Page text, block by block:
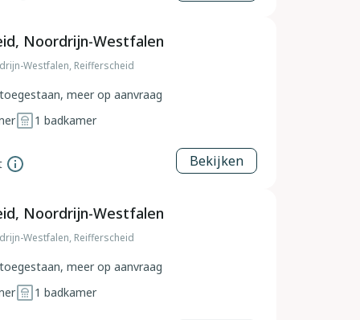
Noordrijn-Westfalen
Westfalen, Reifferscheid
meer op aanvraag
1 badkamer
Bekijken
Noordrijn-Westfalen
Westfalen, Reifferscheid
meer op aanvraag
1 badkamer